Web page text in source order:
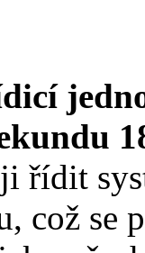
řídit
což se